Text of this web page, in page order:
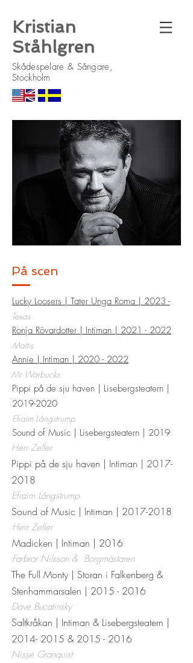
Kristian
Ståhlgren
Skådespelare & Sångare,
Stockholm
På scen
Lucky Loosers | Tater Unga Roma | 2023 -
Texas
Ronja Rövardotter | Intiman | 2021 - 2022
Mattis
Annie | Intiman | 2020 - 2022
Mr Warbucks
Pippi på de sju haven | Lisebergsteatern |
2019-2020
Efraim Långstrump
Sound of Music | Lisebergsteatern | 2019
Herr Zeller
Pippi på de sju haven | Intiman | 2017-
2018
Efraim Långstrump
Sound of Music | Intiman | 2017-2018
Herr Zeller
Madicken | Intiman | 2016
Farbror Nilsson & Borgmästaren
The Full Monty | Storan i Falkenberg &
Stenhammarsalen | 2015 - 2016
Dave Bucatinsky
Saltkråkan | Intiman & Lisebergsteatern |
2014- 2015 & 2015 - 2016
Nisse Granquist